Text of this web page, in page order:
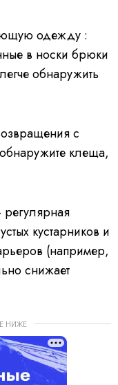
одежду :
в носки брюки
обнаружить
с
клеща,
кустарников и
(например,
снижает
НИЖЕ